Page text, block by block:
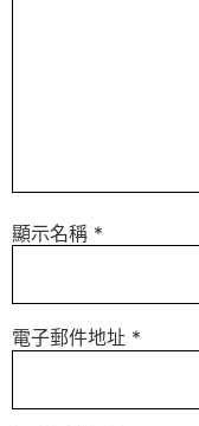
顯示名稱 *
電子郵件地址 *